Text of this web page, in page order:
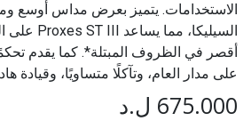
الاستخدامات. يتميز بعرض مداس أوسع
أقصر في الظروف المبتلة*. كما يقدم تحكمًا
على مدار العام، وتآكلًا متساويًا، وقيادة
675.000 ل.د